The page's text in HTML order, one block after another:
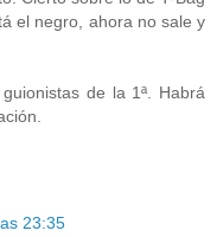
el negro, ahora no sale y
de la 1ª. Habrá
23:35